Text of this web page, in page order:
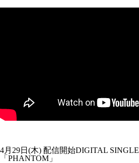
4月29日(木) 配信開始DIGITAL SINGLE
「PHANTOM」